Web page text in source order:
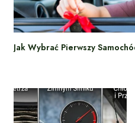
Jak Wybrać Pierwszy